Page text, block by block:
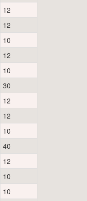
12
12
10
12
10
30
12
12
10
40
12
10
10